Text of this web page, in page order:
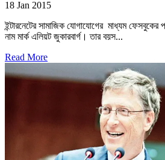
18 Jan 2015
ইন্টারনেটের সামাজিক যোগাযোগের মাধ্যম ফেসবুকের
নাম মার্ক এলিয়ট জুকারবার্গ। তার বয়স...
Read More